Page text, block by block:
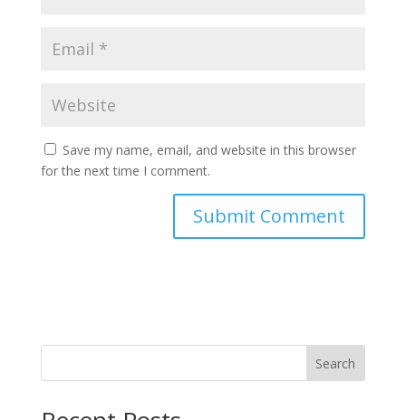
Save my name, email, and website in this browser
for the next time I comment.
Search